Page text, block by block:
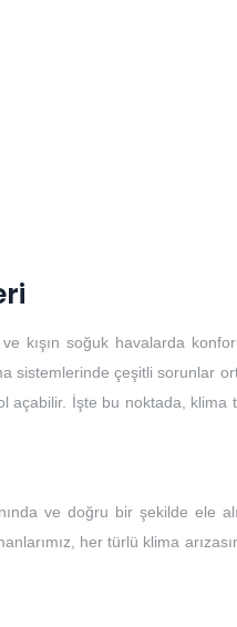
kışın soğuk havalarda
sistemlerinde çeşitli sorunlar
açabilir. İşte bu noktada, klima
ve doğru bir şekilde ele
her türlü klima